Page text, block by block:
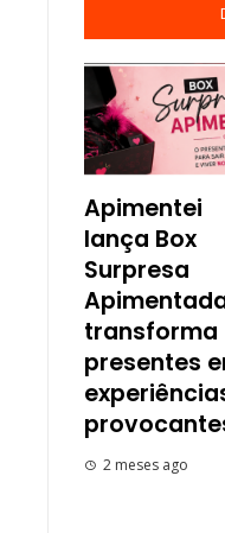
Apimentei
lança Box
Surpresa
transforma
presentes
2 meses ago